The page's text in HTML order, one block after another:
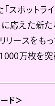
スポットライ
に応えた新
リースをもっ
万枚を突
ド＞